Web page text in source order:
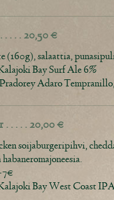
. . . . 20,50 €
(160g), salaattia,
Bay Surf Ale 6%
Adaro
. . . . . 20,00 €
soijaburgeripihvi,
Bay West Coast